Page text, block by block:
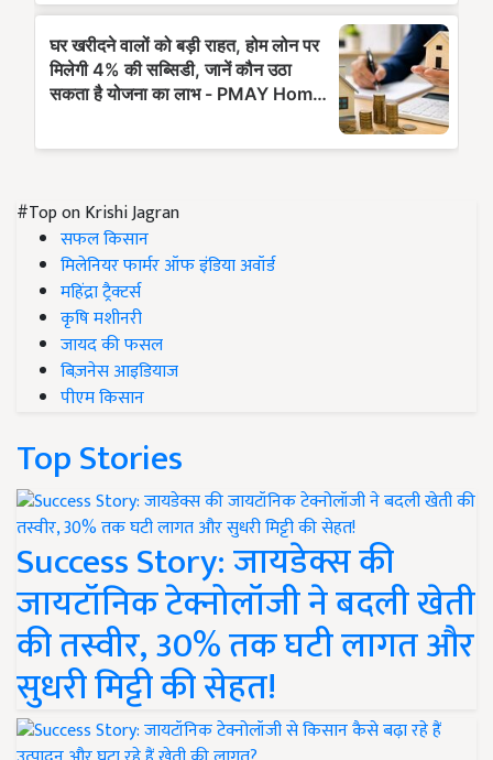
#Top on Krishi Jagran
सफल किसान
मिलेनियर फार्मर ऑफ इंडिया अवॉर्ड
महिंद्रा ट्रैक्टर्स
कृषि मशीनरी
जायद की फसल
बिज़नेस आइडियाज
पीएम किसान
Top Stories
Success Story: जायडेक्स की
जायटॉनिक टेक्नोलॉजी ने बदली खेती
की तस्वीर, 30% तक घटी लागत और
सुधरी मिट्टी की सेहत!